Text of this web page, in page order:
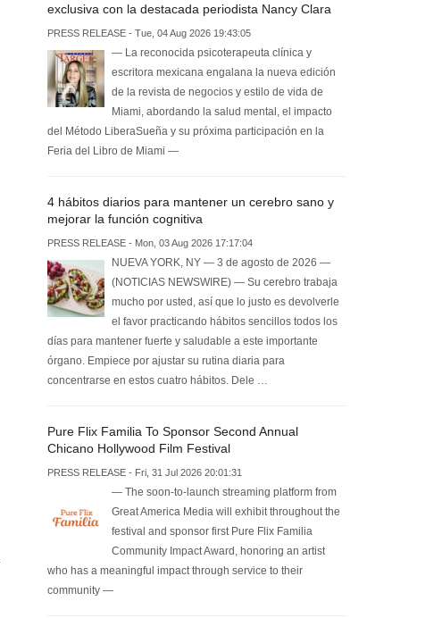
exclusiva con la destacada periodista Nancy Clara
PRESS RELEASE - Tue, 04 Aug 2026 19:43:05
— La reconocida psicoterapeuta clínica y
escritora mexicana engalana la nueva edición
de la revista de negocios y estilo de vida de
Miami, abordando la salud mental, el impacto
del Método LiberaSueña y su próxima participación en la
Feria del Libro de Miami —
4 hábitos diarios para mantener un cerebro sano y
mejorar la función cognitiva
PRESS RELEASE - Mon, 03 Aug 2026 17:17:04
NUEVA YORK, NY — 3 de agosto de 2026 —
(NOTICIAS NEWSWIRE) — Su cerebro trabaja
mucho por usted, así que lo justo es devolverle
el favor practicando hábitos sencillos todos los
días para mantener fuerte y saludable a este importante
órgano. Empiece por ajustar su rutina diaria para
concentrarse en estos cuatro hábitos. Dele …
Pure Flix Familia To Sponsor Second Annual
Chicano Hollywood Film Festival
PRESS RELEASE - Fri, 31 Jul 2026 20:01:31
— The soon-to-launch streaming platform from
Great America Media will exhibit throughout the
festival and sponsor first Pure Flix Familia
Community Impact Award, honoring an artist
who has a meaningful impact through service to their
community —